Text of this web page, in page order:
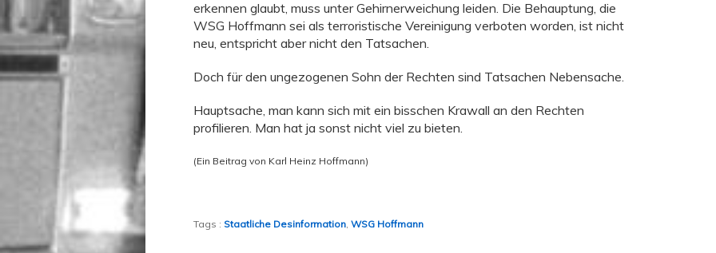
erkennen glaubt, muss unter Gehirnerweichung leiden. Die Behauptung, die
WSG Hoffmann sei als terroristische Vereinigung verboten worden, ist nicht
neu, entspricht aber nicht den Tatsachen.
Doch für den ungezogenen Sohn der Rechten sind Tatsachen Nebensache.
Hauptsache, man kann sich mit ein bisschen Krawall an den Rechten
profilieren. Man hat ja sonst nicht viel zu bieten.
(Ein Beitrag von Karl Heinz Hoffmann)
Tags : Staatliche Desinformation, WSG Hoffmann